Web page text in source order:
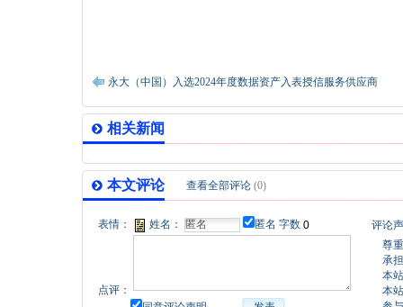
永大（中国）入选2024年度数据资产入表授信服务供应商
相关新闻
本文评论 查看全部评论 (0)
表情： 姓名： 匿名 字数
点评：
评论
尊
承
本
本